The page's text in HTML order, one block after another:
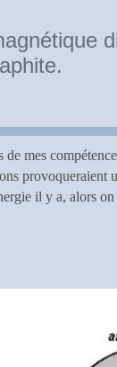
mes
il y a, alors